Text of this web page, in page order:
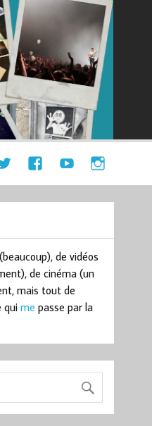
de vidéos
de cinéma (un
mais tout de
quime passe par la